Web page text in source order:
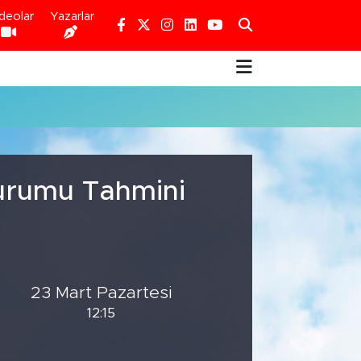
Yazarlar
Tahmini
23 Mart Pazartesi
12:15